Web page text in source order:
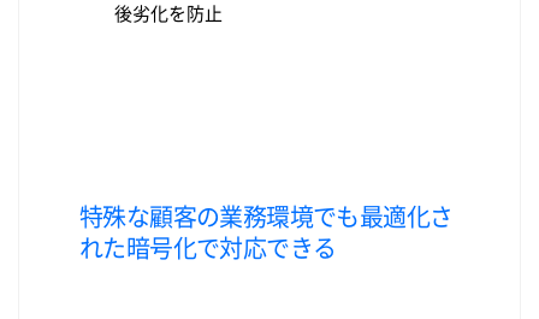
後劣化を防止
特殊な顧客の業務環境でも最適化さ
れた暗号化で対応できる